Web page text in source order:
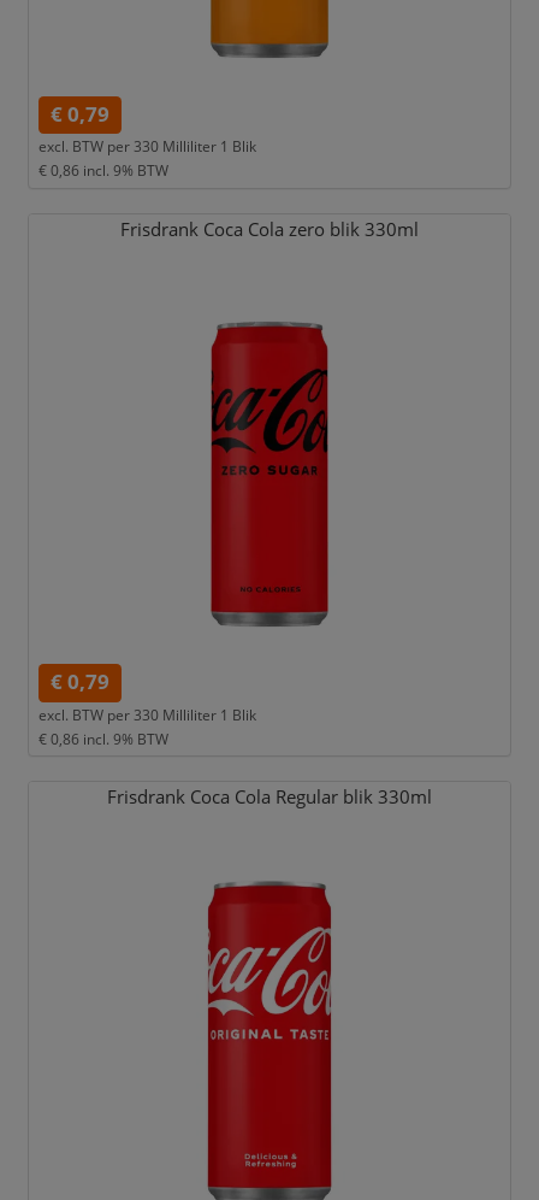
€ 0,79
excl. BTW per 330 Milliliter 1 Blik
€ 0,86 incl. 9% BTW
Frisdrank Coca Cola zero blik 330ml
€ 0,79
excl. BTW per 330 Milliliter 1 Blik
€ 0,86 incl. 9% BTW
Frisdrank Coca Cola Regular blik 330ml